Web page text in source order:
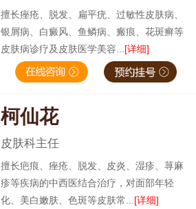
擅长痤疮、脱发、扁平疣、过敏性皮肤病、
银屑病、白癜风、鱼鳞病、瘢痕、花斑癣等
皮肤病诊疗及皮肤医学美容... [详细]
柯仙花
皮肤科主任
擅长疤痕、痤疮、脱发、皮炎、湿疹、荨麻
疹等疾病的中西医结合治疗，对面部年轻
化、美白嫩肤、色斑等皮肤常... [详细]